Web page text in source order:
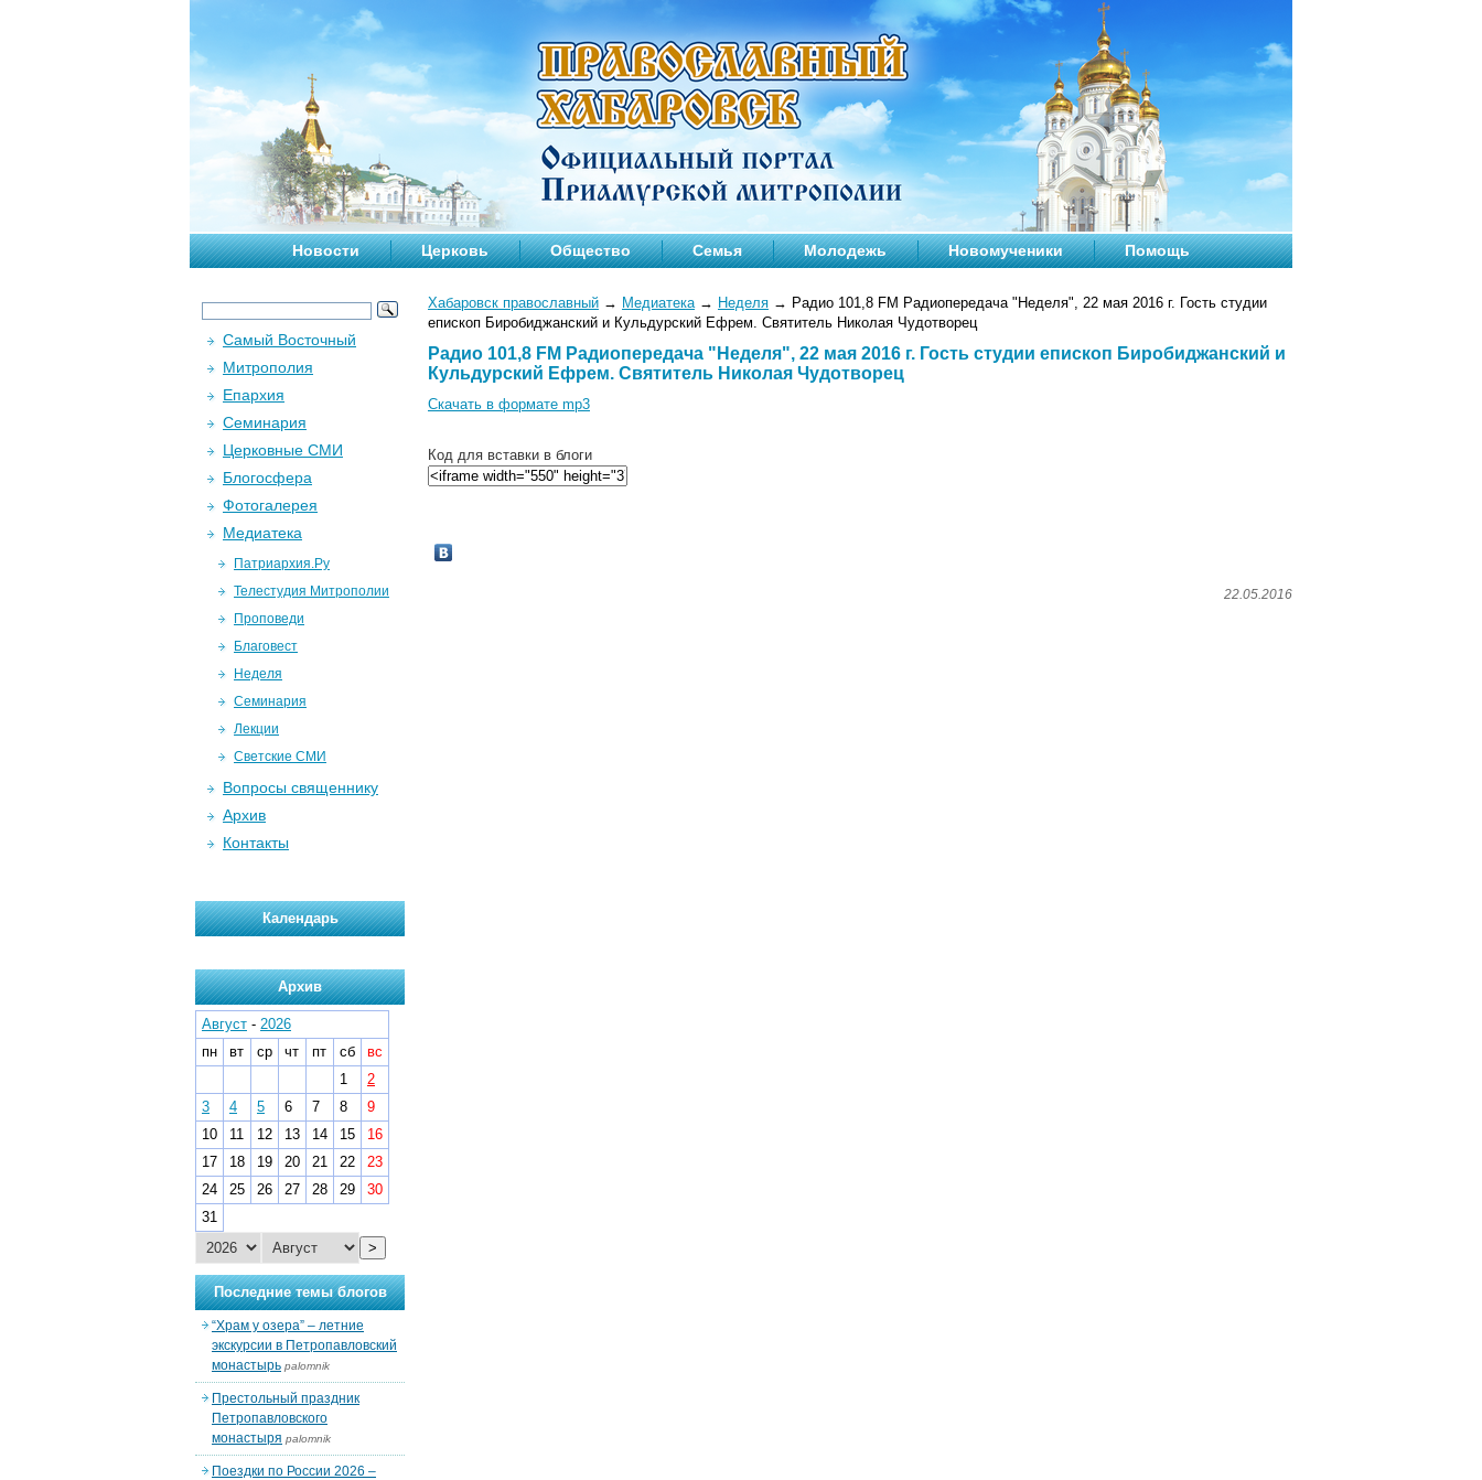
Новости Церковь Общество Семья Молодежь Новомученики Помощь
Хабаровск православный → Медиатека → Неделя → Радио 101,8 FM Радиопередача "Неделя", 22 мая 2016 г. Гость студии
епископ Биробиджанский и Кульдурский Ефрем. Святитель Николая Чудотворец
Радио 101,8 FM Радиопередача "Неделя", 22 мая 2016 г. Гость студии епископ Биробиджанский и
Кульдурский Ефрем. Святитель Николая Чудотворец
Скачать в формате mp3
Код для вставки в блоги
22.05.2016
Самый Восточный
Митрополия
Епархия
Семинария
Церковные СМИ
Блогосфера
Фотогалерея
Медиатека
Патриархия.Ру
Телестудия Митрополии
Проповеди
Благовест
Неделя
Семинария
Лекции
Светские СМИ
Вопросы священнику
Архив
Контакты
Календарь
Архив
Август - 2026
пн
вт ср чт пт сб
вс
1
2
3
4 5 6 7 8
9
10
11 12 13 14 15
16
17
18 19 20 21 22
23
24
25 26 27 28 29
30
31
>
Последние темы блогов
“Храм у озера” – летние
экскурсии в Петропавловский
монастырь palomnik
Престольный праздник
Петропавловского
монастыря palomnik
Поездки по России 2026 –